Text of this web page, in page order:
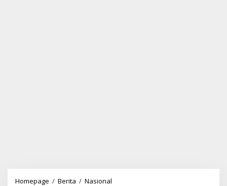
Homepage / Berita / Nasional